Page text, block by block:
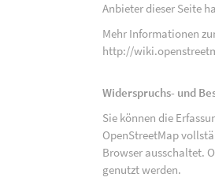
Anbieter dieser Seite
Mehr Informationen
http://
Widerspruchs- und
Sie können die
OpenStreetMap
Browser ausschaltet.
genutzt werden.